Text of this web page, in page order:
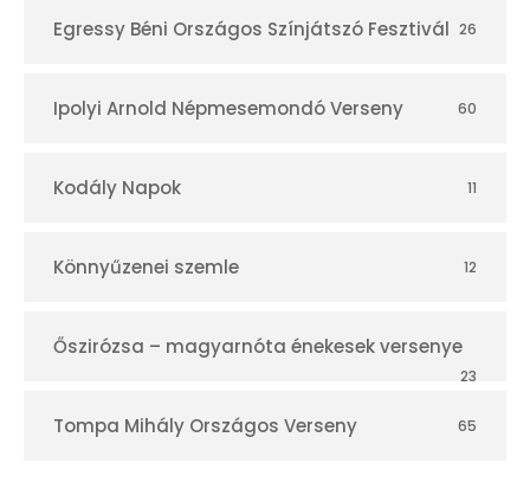
Egressy Béni Országos Színjátszó Fesztivál 26
Ipolyi Arnold Népmesemondó Verseny 60
Kodály Napok 11
Könnyűzenei szemle 12
Őszirózsa – magyarnóta énekesek versenye
23
Tompa Mihály Országos Verseny 65